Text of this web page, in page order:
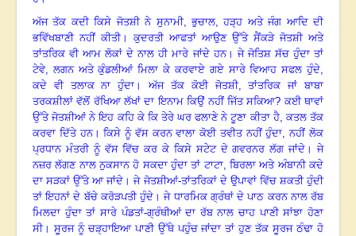
ਅੱਜ ਤੱਕ ਕਦੀ ਕਿਸੇ ਜੋਤਸ਼ੀ ਨੇ ਸੁਨਾਮੀ, ਭੁਚਾਲ, ਹੜ੍ਹ ਅਤੇ ਜੰਗ ਆਦਿ ਦੀ
ਭਵਿੱਖਬਾਣੀ ਨਹੀਂ ਕੀਤੀ। ਕੁਦਰਤੀ ਆਫਤਾਂ ਆਉਣ ਉੱਤੇ ਸੈਂਕੜੇ ਜੋਤਸ਼ੀ ਅਤੇ
ਤਾਂਤਰਿਕ ਵੀ ਆਮ ਲੋਕਾਂ ਦੇ ਨਾਲ ਹੀ ਮਾਰੇ ਜਾਂਦੇ ਹਨ। ਜੇ ਜੋਤਿਸ਼ ਸੱਚ ਹੁੰਦਾ ਤਾਂ
ਟੇਵੇ, ਲਗਨ ਅਤੇ ਕੁੰਡਲੀਆਂ ਮਿਲਾ ਕੇ ਕਰਵਾਏ ਗਏ ਸਾਰੇ ਵਿਆਹ ਸਫਲ ਹੁੰਦੇ,
ਕਦੇ ਵੀ ਤਲਾਕ ਨਾ ਹੁੰਦਾ ।ਅੱਜ ਤੱਕ ਕੋਈ ਜੋਤਸ਼ੀ, ਤਾਂਤਰਿਕ ਜਾਂ ਬਾਬਾ
ਤਰਕਸ਼ੀਲਾਂ ਵੱਲੋਂ ਰੱਖਿਆ ਲੱਖਾਂ ਦਾ ਇਨਾਮ ਕਿਉਂ ਨਹੀਂ ਜਿੱਤ ਸਕਿਆ? ਕਈ ਥਾਵਾਂ
ਉੱਤੇ ਜੋਤਸ਼ੀਆਂ ਨੇ ਇਹ ਕਹਿ ਕੇ ਕਿ ਤੇਰੇ ਘਰ ਫਲਾਣੇ ਨੇ ਟੂਣਾ ਕੀਤਾ ਹੈ, ਕਤਲ ਤੱਕ
ਕਰਵਾ ਦਿੱਤੇ ਹਨ।ਕਿਸੇ ਨੂੰ ਵੱਸ ਕਰਨ ਵਾਲਾ ਕੋਈ ਤਵੀਤ ਨਹੀਂ ਹੁੰਦਾ, ਨਹੀਂ ਲੋਕ
ਪ੍ਰਧਾਨ ਮੰਤਰੀ ਨੂੰ ਵੱਸ ਵਿੱਚ ਕਰ ਕੇ ਕਿਸੇ ਸਟੇਟ ਦੇ ਗਵਰਨਰ ਲੱਗ ਜਾਂਦੇ ।ਜੇ
ਨਜ਼ਰ ਲੱਗਣ ਨਾਲ ਨੁਕਸਾਨ ਹੋ ਸਕਦਾ ਹੁੰਦਾ ਤਾਂ ਟਾਟਾ, ਬਿਰਲਾ ਅਤੇ ਅੰਬਾਨੀ ਕਦੇ
ਦਾ ਸੜਕਾਂ ਉੱਤੇ ਆ ਜਾਂਦੇ ।ਜੇ ਜੋਤਸ਼ੀਆਂ-ਤਾਂਤਰਿਕਾਂ ਦੇ ਉਪਾਵਾਂ ਵਿੱਚ ਸ਼ਕਤੀ ਹੁੰਦੀ
ਤਾਂ ਇਹਨਾਂ ਦੇ ਬੱਚੇ ਕਰੋੜਪਤੀ ਹੁੰਦੇ । ਜੇ ਧਾਰਮਿਕ ਗ੍ਰੰਥਾਂ ਦੇ ਪਾਠ ਕਰਨ ਨਾਲ ਰੱਬ
ਮਿਲਦਾ ਹੁੰਦਾ ਤਾਂ ਸਾਰੇ ਪੰਡਤਾਂ-ਗ੍ਰੰਥੀਆਂ ਦਾ ਰੱਬ ਨਾਲ ਚਾਹ ਪਾਣੀ ਸਾਂਝਾ ਹੋਣਾ
ਸੀ। ਸੂਰਜ ਨੂੰ ਚੜ੍ਹਾਇਆ ਪਾਣੀ ਉੱਥੇ ਪਹੁੰਚ ਜਾਂਦਾ ਤਾਂ ਹੁਣ ਤੱਕ ਸੂਰਜ ਠੰਢਾ ਹੋ